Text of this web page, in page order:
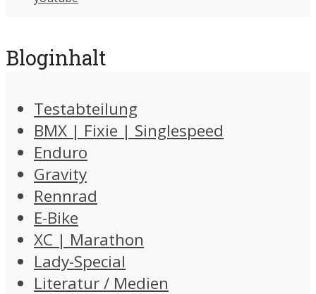
Bloginhalt
Testabteilung
BMX | Fixie | Singlespeed
Enduro
Gravity
Rennrad
E-Bike
XC | Marathon
Lady-Special
Literatur / Medien